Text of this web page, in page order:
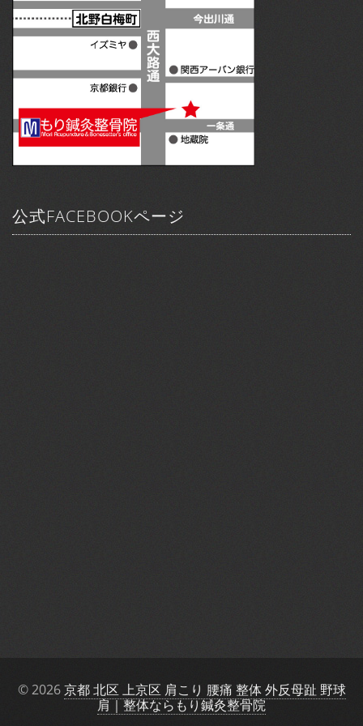
公式FACEBOOKページ
© 2026京都 北区 上京区 肩こり 腰痛 整体 外反母趾 野球
肩｜整体ならもり鍼灸整骨院